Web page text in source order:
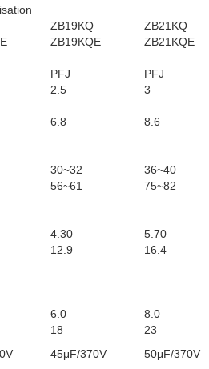
ZB19KQ
ZB19KQE
ZB21KQ
ZB21KQE
PFJ PFJ
2.5 3
6.8 8.6
30~32 36~40
56~61 75~82
4.30 5.70
12.9 16.4
6.0 8.0
18 23
45μF/370V 50μF/370V